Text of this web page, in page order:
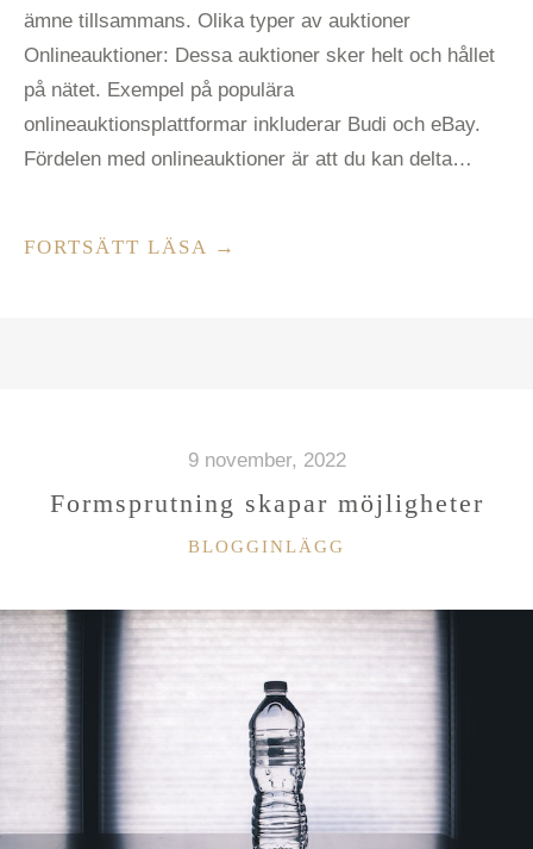
ämne tillsammans. Olika typer av auktioner
Onlineauktioner: Dessa auktioner sker helt och hållet
på nätet. Exempel på populära
onlineauktionsplattformar inkluderar Budi och eBay.
Fördelen med onlineauktioner är att du kan delta…
FORTSÄTT LÄSA ”AUKTIONERNAS
→
9 november, 2022
Formsprutning skapar möjligheter
KATEGORIER
BLOGGINLÄGG